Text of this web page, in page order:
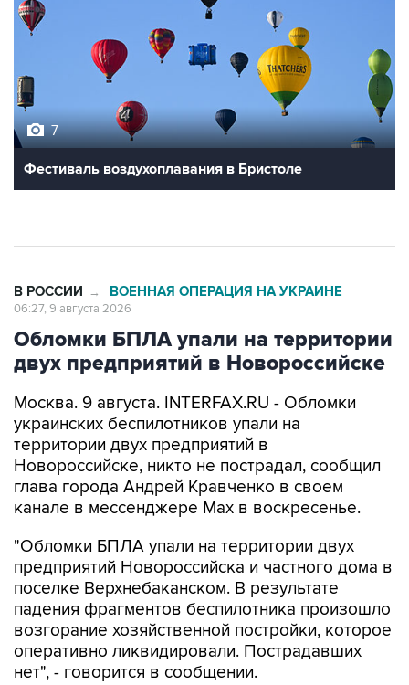
7
Фестиваль воздухоплавания в Бристоле
В РОССИИ → ВОЕННАЯ ОПЕРАЦИЯ НА УКРАИНЕ
06:27, 9 августа 2026
Обломки БПЛА упали на территории
двух предприятий в Новороссийске
Москва. 9 августа. INTERFAX.RU - Обломки
украинских беспилотников упали на
территории двух предприятий в
Новороссийске, никто не пострадал, сообщил
глава города Андрей Кравченко в своем
канале в мессенджере Max в воскресенье.
"Обломки БПЛА упали на территории двух
предприятий Новороссийска и частного дома в
поселке Верхнебаканском. В результате
падения фрагментов беспилотника произошло
возгорание хозяйственной постройки, которое
оперативно ликвидировали. Пострадавших
нет", - говорится в сообщении.